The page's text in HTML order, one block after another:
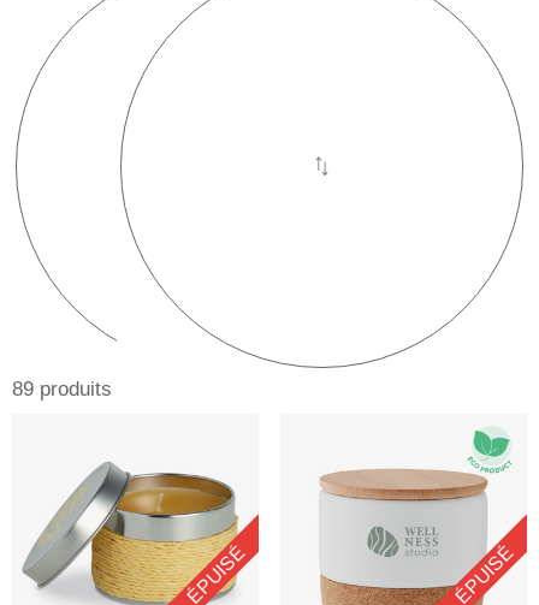
89 produits
ÉPUISÉ ÉPUISÉ